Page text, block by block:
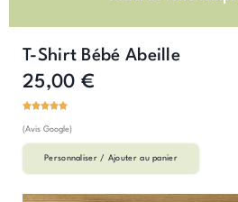
T-Shirt Bébé Abeille
25,00 €
(Avis Google)
Personnaliser / Ajouter au panier